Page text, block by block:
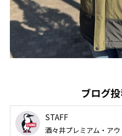
ブログ
STAFF
酒々井プレミアム・ア